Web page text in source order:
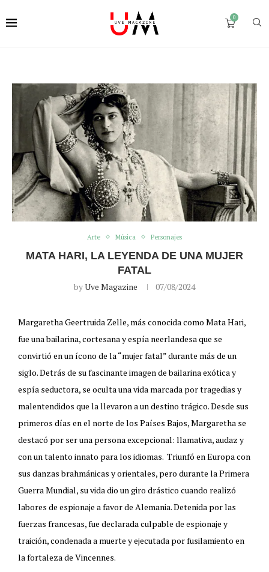
0
Arte Música Personajes
MATA HARI, LA LEYENDA DE UNA MUJER
FATAL
byUve Magazine 07/08/2024
Margaretha Geertruida Zelle, más conocida como Mata Hari,
fue una bailarina, cortesana y espía neerlandesa que se
convirtió en un ícono de la “mujer fatal” durante más de un
siglo. Detrás de su fascinante imagen de bailarina exótica y
espía seductora, se oculta una vida marcada por tragedias y
malentendidos que la llevaron a un destino trágico. Desde sus
primeros días en el norte de los Países Bajos, Margaretha se
destacó por ser una persona excepcional: llamativa, audaz y
con un talento innato para los idiomas. Triunfó en Europa con
sus danzas brahmánicas y orientales, pero durante la Primera
Guerra Mundial, su vida dio un giro drástico cuando realizó
labores de espionaje a favor de Alemania. Detenida por las
fuerzas francesas, fue declarada culpable de espionaje y
traición, condenada a muerte y ejecutada por fusilamiento en
la fortaleza de Vincennes.